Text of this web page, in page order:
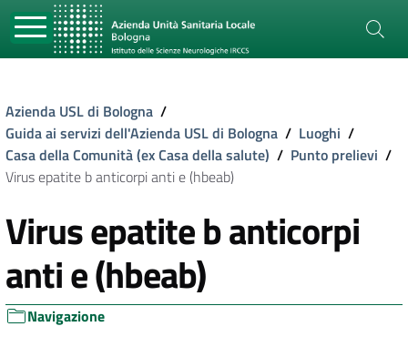
Azienda USL di Bologna /
Guida ai servizi dell'Azienda USL di Bologna / Luoghi /
Casa della Comunità (ex Casa della salute) / Punto prelievi /
Virus epatite b anticorpi anti e (hbeab)
Virus epatite b anticorpi
anti e (hbeab)
Navigazione